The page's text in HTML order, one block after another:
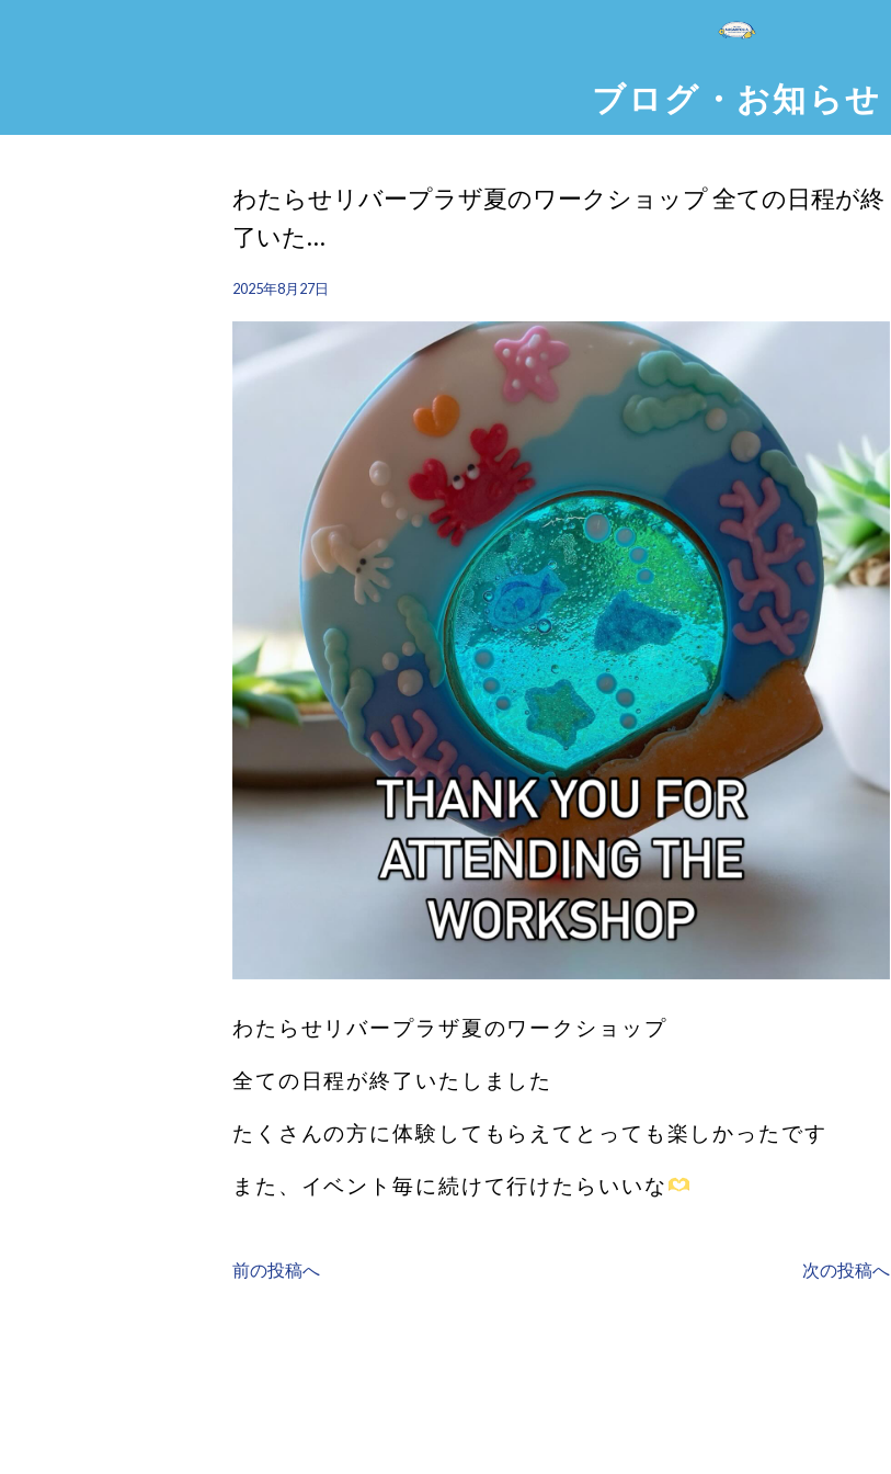
ブログ・お知らせ
わたらせリバープラザ夏のワークショップ 全ての日程が終
了いた…
2025年8月27日
わたらせリバープラザ夏のワークショップ
全ての日程が終了いたしました
たくさんの方に体験してもらえてとっても楽しかったです
また、イベント毎に続けて行けたらいいな
前の投稿へ 次の投稿へ